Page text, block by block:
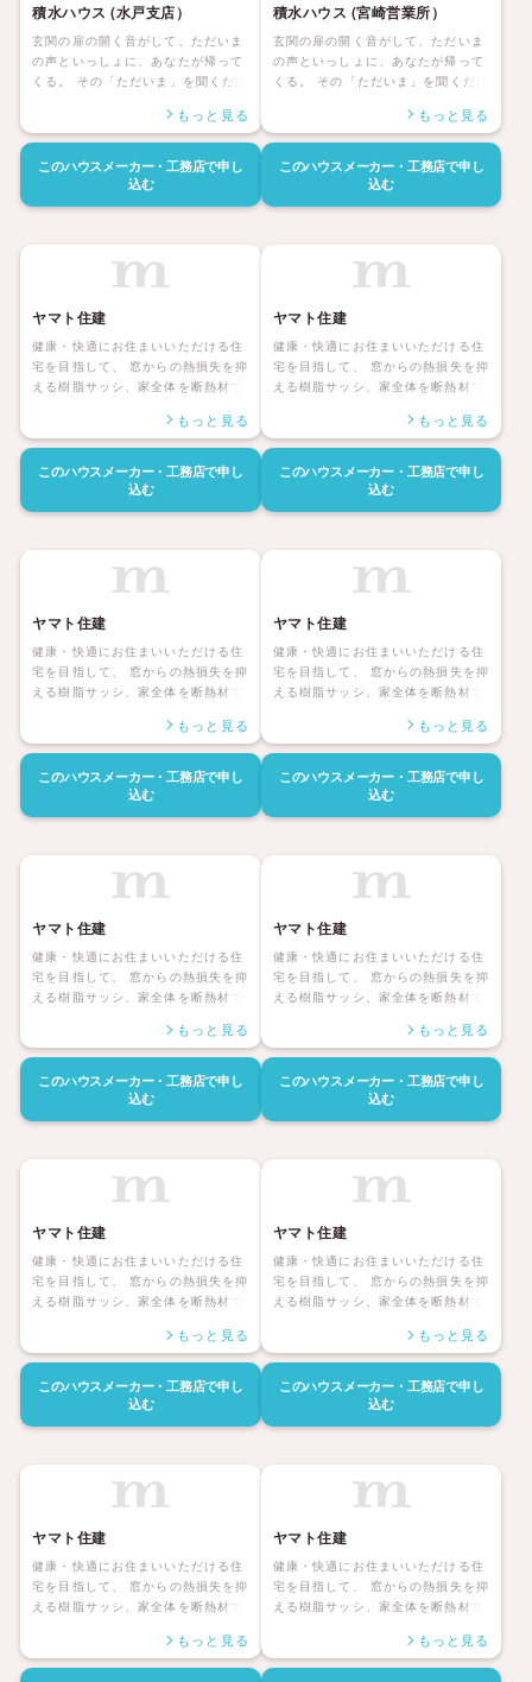
していただけます。
していただけます。
積水ハウス (水戸支店）
玄関の扉の開く音がして、ただいま
の声といっしょに、あなたが帰って
くる。 その「ただいま」を聞くだけ
はきっと伝わる。 いちばんほっとす
る場所へ、幸福な時間へ。 人生の半
分は、帰るその家に、あるのだか
ら。 「やっぱりわがやはいいなあ」
でも、次の世代にも。 そして、お客
様との、生涯の絆も。 積水ハウスな
ら、充実したラインナップを元に、
していただけます。
もっと見る
このハウスメーカー・工務店で申し
込む
積水ハウス (宮崎営業所）
玄関の扉の開く音がして、ただいま
の声といっしょに、あなたが帰って
くる。 その「ただいま」を聞くだけ
はきっと伝わる。 いちばんほっとす
る場所へ、幸福な時間へ。 人生の半
分は、帰るその家に、あるのだか
ら。 「やっぱりわがやはいいなあ」
でも、次の世代にも。 そして、お客
様との、生涯の絆も。 積水ハウスな
ら、充実したラインナップを元に、
していただけます。
もっと見る
このハウスメーカー・工務店で申し
込む
ヤマト住建
健康・快適にお住まいいただける住
宅を目指して、 窓からの熱損失を抑
える樹脂サッシ、家全体を断熱材で
断熱性能にこだわった家づくりを行
っています。 こうして断熱性能を上
げることは、断熱環境の改善による
快適性の向上だけでなく、 急激な温
ック」の防止になります。 また、住
宅を断熱化することにより、現在の
健康状態の改善にもつながります。
もっと見る
このハウスメーカー・工務店で申し
込む
ヤマト住建
健康・快適にお住まいいただける住
宅を目指して、 窓からの熱損失を抑
える樹脂サッシ、家全体を断熱材で
断熱性能にこだわった家づくりを行
っています。 こうして断熱性能を上
げることは、断熱環境の改善による
快適性の向上だけでなく、 急激な温
ック」の防止になります。 また、住
宅を断熱化することにより、現在の
健康状態の改善にもつながります。
もっと見る
このハウスメーカー・工務店で申し
込む
ヤマト住建
健康・快適にお住まいいただける住
宅を目指して、 窓からの熱損失を抑
える樹脂サッシ、家全体を断熱材で
断熱性能にこだわった家づくりを行
っています。 こうして断熱性能を上
げることは、断熱環境の改善による
快適性の向上だけでなく、 急激な温
ック」の防止になります。 また、住
宅を断熱化することにより、現在の
健康状態の改善にもつながります。
もっと見る
このハウスメーカー・工務店で申し
込む
ヤマト住建
健康・快適にお住まいいただける住
宅を目指して、 窓からの熱損失を抑
える樹脂サッシ、家全体を断熱材で
断熱性能にこだわった家づくりを行
っています。 こうして断熱性能を上
げることは、断熱環境の改善による
快適性の向上だけでなく、 急激な温
ック」の防止になります。 また、住
宅を断熱化することにより、現在の
健康状態の改善にもつながります。
もっと見る
このハウスメーカー・工務店で申し
込む
ヤマト住建
健康・快適にお住まいいただける住
宅を目指して、 窓からの熱損失を抑
える樹脂サッシ、家全体を断熱材で
断熱性能にこだわった家づくりを行
っています。 こうして断熱性能を上
げることは、断熱環境の改善による
快適性の向上だけでなく、 急激な温
ック」の防止になります。 また、住
宅を断熱化することにより、現在の
健康状態の改善にもつながります。
もっと見る
このハウスメーカー・工務店で申し
込む
ヤマト住建
健康・快適にお住まいいただける住
宅を目指して、 窓からの熱損失を抑
える樹脂サッシ、家全体を断熱材で
断熱性能にこだわった家づくりを行
っています。 こうして断熱性能を上
げることは、断熱環境の改善による
快適性の向上だけでなく、 急激な温
ック」の防止になります。 また、住
宅を断熱化することにより、現在の
健康状態の改善にもつながります。
もっと見る
このハウスメーカー・工務店で申し
込む
ヤマト住建
健康・快適にお住まいいただける住
宅を目指して、 窓からの熱損失を抑
える樹脂サッシ、家全体を断熱材で
断熱性能にこだわった家づくりを行
っています。 こうして断熱性能を上
げることは、断熱環境の改善による
快適性の向上だけでなく、 急激な温
ック」の防止になります。 また、住
宅を断熱化することにより、現在の
健康状態の改善にもつながります。
もっと見る
このハウスメーカー・工務店で申し
込む
ヤマト住建
健康・快適にお住まいいただける住
宅を目指して、 窓からの熱損失を抑
える樹脂サッシ、家全体を断熱材で
断熱性能にこだわった家づくりを行
っています。 こうして断熱性能を上
げることは、断熱環境の改善による
快適性の向上だけでなく、 急激な温
ック」の防止になります。 また、住
宅を断熱化することにより、現在の
健康状態の改善にもつながります。
もっと見る
このハウスメーカー・工務店で申し
込む
ヤマト住建
健康・快適にお住まいいただける住
宅を目指して、 窓からの熱損失を抑
える樹脂サッシ、家全体を断熱材で
断熱性能にこだわった家づくりを行
っています。 こうして断熱性能を上
もっと見る
ヤマト住建
健康・快適にお住まいいただける住
宅を目指して、 窓からの熱損失を抑
える樹脂サッシ、家全体を断熱材で
断熱性能にこだわった家づくりを行
っています。 こうして断熱性能を上
もっと見る